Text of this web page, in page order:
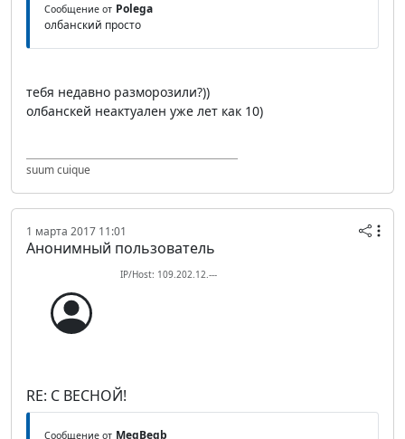
Сообщение от Polega
олбанский просто
тебя недавно разморозили?))
олбанскей неактуален уже лет как 10)
suum cuique
1 марта 2017 11:01
Анонимный пользователь
IP/Host: 109.202.12.---
RE: С ВЕСНОЙ!
Сообщение от MegBegb